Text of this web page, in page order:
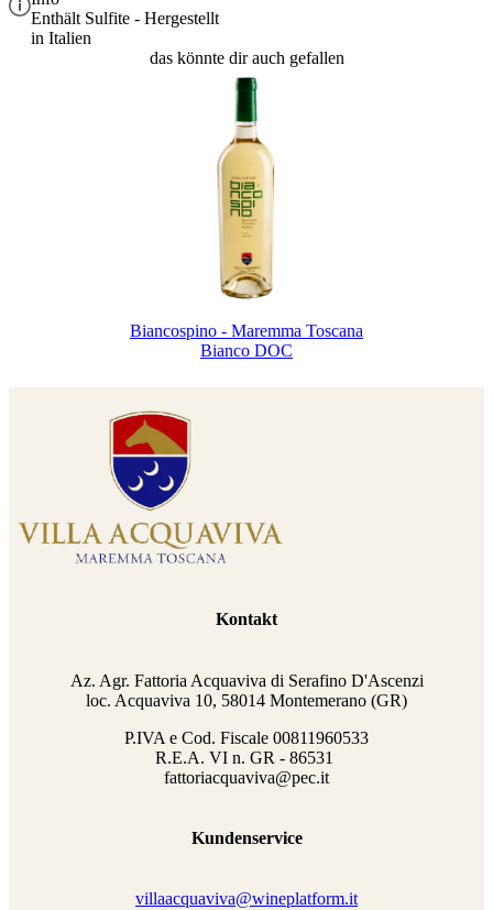
Enthält Sulfite - Hergestellt
in Italien
das könnte dir auch gefallen
Biancospino - Maremma Toscana
Bianco DOC
Kontakt
Az. Agr. Fattoria Acquaviva di Serafino D'Ascenzi
loc. Acquaviva 10, 58014 Montemerano (GR)
P.IVA e Cod. Fiscale 00811960533
R.E.A. VI n. GR - 86531
fattoriacquaviva@pec.it
Kundenservice
villaacquaviva@wineplatform.it